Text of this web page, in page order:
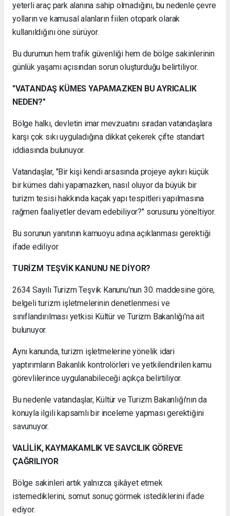
yeterli araç park alanına sahip olmadığını, bu nedenle çevre
yolların ve kamusal alanların fiilen otopark olarak
kullanıldığını öne sürüyor.
Bu durumun hem trafik güvenliği hem de bölge sakinlerinin
günlük yaşamı açısından sorun oluşturduğu belirtiliyor.
"VATANDAŞ KÜMES YAPAMAZKEN BU AYRICALIK
NEDEN?"
Bölge halkı, devletin imar mevzuatını sıradan vatandaşlara
karşı çok sıkı uyguladığına dikkat çekerek çifte standart
iddiasında bulunuyor.
Vatandaşlar, "Bir kişi kendi arsasında projeye aykırı küçük
bir kümes dahi yapamazken, nasıl oluyor da büyük bir
turizm tesisi hakkında kaçak yapı tespitleri yapılmasına
rağmen faaliyetler devam edebiliyor?" sorusunu yöneltiyor.
Bu sorunun yanıtının kamuoyu adına açıklanması gerektiği
ifade ediliyor.
TURİZM TEŞVİK KANUNU NE DİYOR?
2634 Sayılı Turizm Teşvik Kanunu'nun 30. maddesine göre,
belgeli turizm işletmelerinin denetlenmesi ve
sınıflandırılması yetkisi Kültür ve Turizm Bakanlığı'na ait
bulunuyor.
Aynı kanunda, turizm işletmelerine yönelik idari
yaptırımların Bakanlık kontrolörleri ve yetkilendirilen kamu
görevlilerince uygulanabileceği açıkça belirtiliyor.
Bu nedenle vatandaşlar, Kültür ve Turizm Bakanlığı'nın da
konuyla ilgili kapsamlı bir inceleme yapması gerektiğini
savunuyor.
VALİLİK, KAYMAKAMLIK VE SAVCILIK GÖREVE
ÇAĞRILIYOR
Bölge sakinleri artık yalnızca şikâyet etmek
istemediklerini, somut sonuç görmek istediklerini ifade
ediyor.